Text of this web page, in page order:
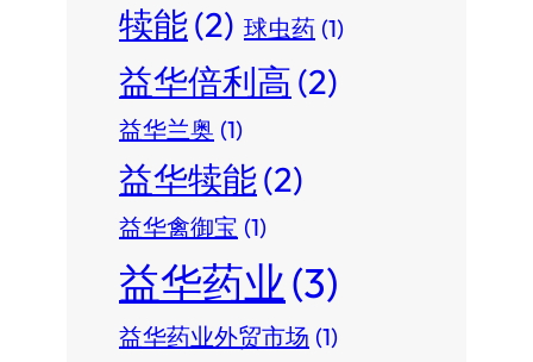
犊能(2) 球虫药 (1)
益华倍利高(2)
益华兰奥 (1)
益华犊能(2)
益华禽御宝 (1)
益华药业(3)
益华药业外贸市场 (1)